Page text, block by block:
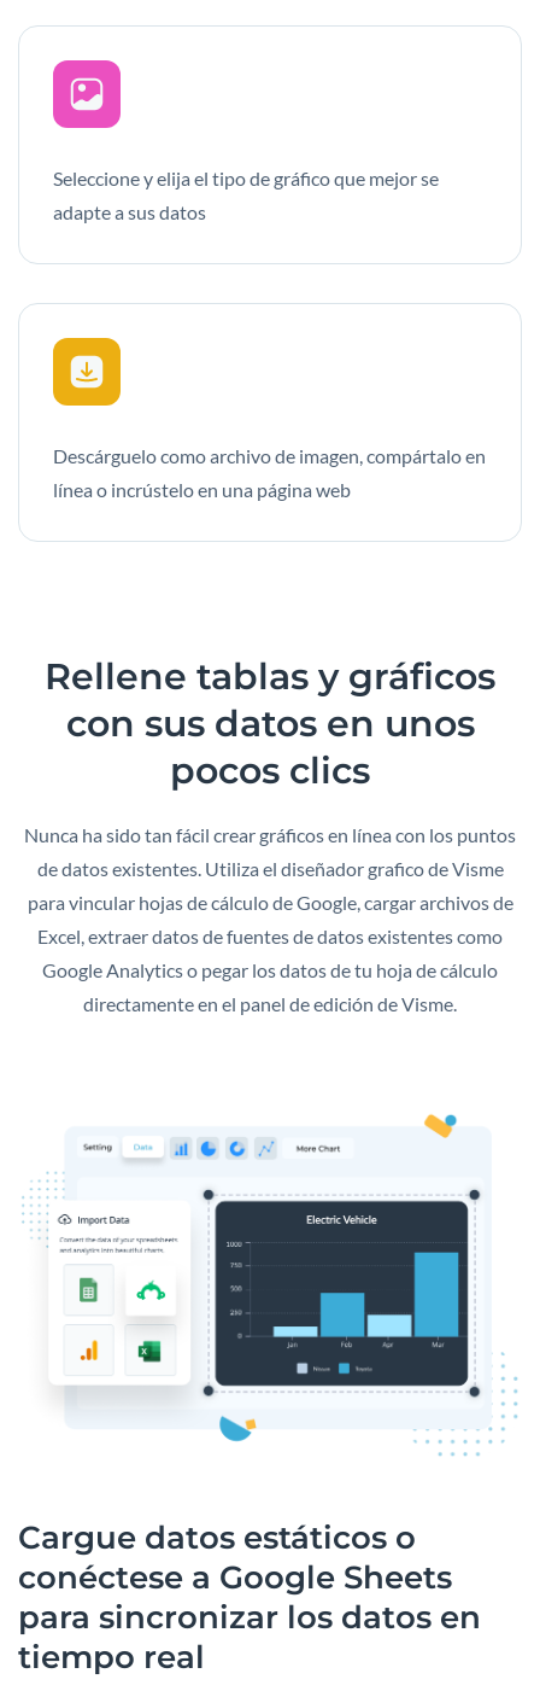
Seleccione y elija el tipo de gráfico que mejor se
adapte a sus datos
Descárguelo como archivo de imagen, compártalo en
línea o incrústelo en una página web
Rellene tablas y gráficos
con sus datos en unos
pocos clics
Nunca ha sido tan fácil crear gráficos en línea con los puntos
de datos existentes. Utiliza el diseñador grafico de Visme
para vincular hojas de cálculo de Google, cargar archivos de
Excel, extraer datos de fuentes de datos existentes como
Google Analytics o pegar los datos de tu hoja de cálculo
directamente en el panel de edición de Visme.
Cargue datos estáticos o
conéctese a Google Sheets
para sincronizar los datos en
tiempo real